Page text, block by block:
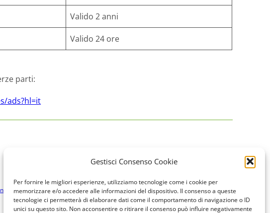
Gestisci Consenso Cookie
Per fornire le migliori esperienze, utilizziamo tecnologie come i cookie per
memorizzare e/o accedere alle informazioni del dispositivo. Il consenso a queste
tecnologie ci permetterà di elaborare dati come il comportamento di navigazione o ID
unici su questo sito. Non acconsentire o ritirare il consenso può influire negativamente
Valido 2 anni
Valido 24 ore
parti:
ads?hl=it
Via Capitello, 14
37040, Gazzolo d’Arcole (VR)
Tel.: +39 045 7669611